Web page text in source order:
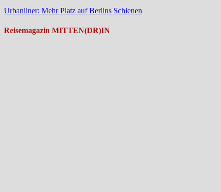
Urbanliner: Mehr Platz auf Berlins Schienen
Reisemagazin MITTEN(DR)IN